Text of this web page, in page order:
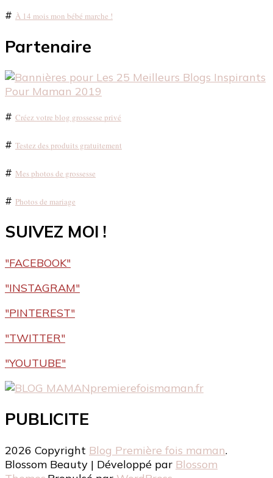
# À 14 mois mon bébé marche !
Partenaire
# Créez votre blog grossesse privé
# Testez des produits gratuitement
# Mes photos de grossesse
# Photos de mariage
SUIVEZ MOI !
"FACEBOOK"
"INSTAGRAM"
"PINTEREST"
"TWITTER"
"YOUTUBE"
premierefoismaman.fr
PUBLICITE
2026 Copyright Blog Première fois maman.
Blossom Beauty | Développé par Blossom